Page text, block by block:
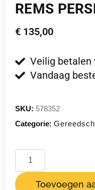
REMS
€ 135,00
Veilig betalen
Vandaag
SKU: 578352
Categorie:
Toevoegen